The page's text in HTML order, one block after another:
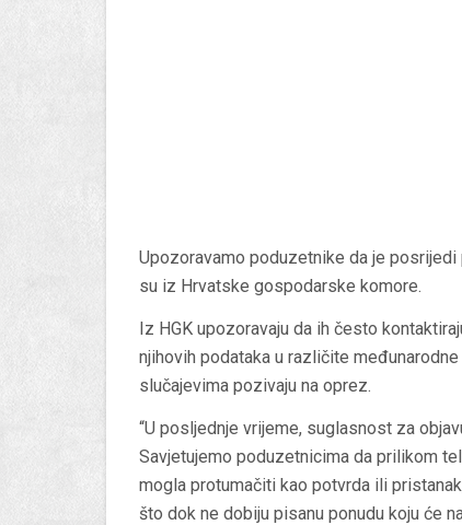
Upozoravamo poduzetnike da je
su iz Hrvatske gospodarske komore.
Iz HGK upozoravaju da ih često
njihovih podataka u različite
slučajevima pozivaju na oprez.
“U posljednje vrijeme, suglasnost za
Savjetujemo poduzetnicima da prilikom
mogla protumačiti kao potvrda ili
što dok ne dobiju pisanu ponudu koju će